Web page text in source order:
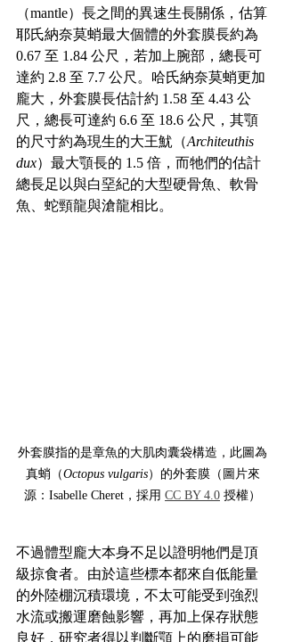
（mantle）長之間的異速生長關係，估算
耶氏納奈莫蛸最大個體的外套膜長約為
0.67 至 1.84 公尺，若加上腕部，總長可
達約 2.8 至 7.7 公尺。哈氏納奈莫蛸更加
龐大，外套膜長估計約 1.58 至 4.43 公
尺，總長可達約 6.6 至 18.6 公尺，其顎
的尺寸約為現生的大王魷（Architeuthis
dux）最大顎長的 1.5 倍，而牠們的估計
總長足以與白堊紀的大型硬骨魚、軟骨
魚、蛇頸龍與滄龍相比。
外套膜指的是章魚的大肌肉囊袋構造，此圖為
真蛸（Octopus vulgaris）的外套膜（圖片來
源：Isabelle Cheret，採用 CC BY 4.0 授權）
不過體型龐大本身不足以證明牠們是頂
級掠食者。由於這些標本都來自低能量
的外陸棚沉積環境，不太可能受到強烈
水流或搬運磨蝕影響，再加上保存狀態
良好，研究者得以判斷顎上的磨損可能